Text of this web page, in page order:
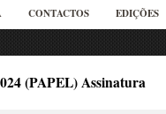
CONTACTOS EDIÇÕES
(PAPEL) Assinatura